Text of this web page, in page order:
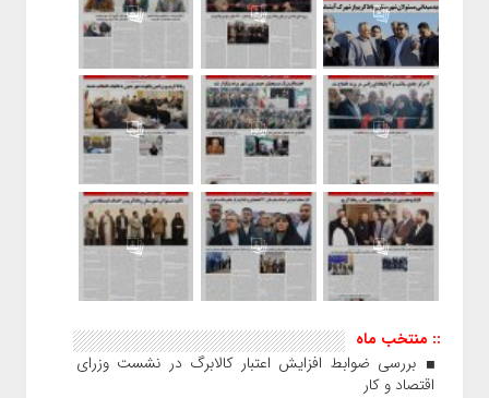
:: منتخب ماه
بررسی ضوابط افزایش اعتبار کالابرگ در نشست وزرای
اقتصاد و کار